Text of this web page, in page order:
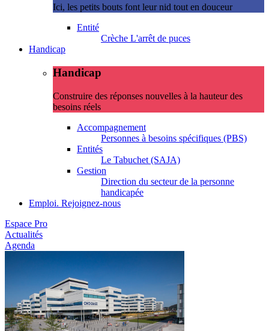
Ici, les petits bouts font leur nid tout en douceur
Entité
Crèche L'arrêt de puces
Handicap
Handicap
Construire des réponses nouvelles à la hauteur des
besoins réels
Accompagnement
Personnes à besoins spécifiques (PBS)
Entités
Le Tabuchet (SAJA)
Gestion
Direction du secteur de la personne
handicapée
Emploi. Rejoignez-nous
Espace Pro
Actualités
Agenda